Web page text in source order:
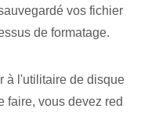
vos fichier
de formatage.
à l'utilitaire de disque
faire, vous devez red